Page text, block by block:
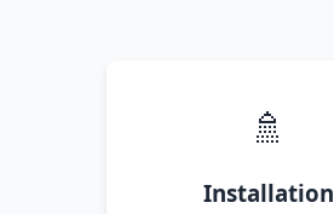
🚿
Installation